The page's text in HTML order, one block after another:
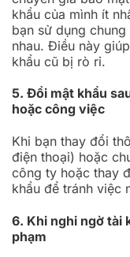
khẩu của mình ít
bạn sử dụng
nhau. Điều này
khẩu cũ bị rò rỉ.
5. Đổi mật khẩu
hoặc công việc
Khi bạn thay đổi
điện thoại) hoặc
công ty hoặc thay
khẩu để tránh việc
6. Khi nghi ngờ tài
phạm